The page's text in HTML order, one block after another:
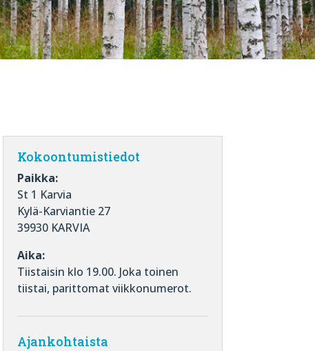
Kokoontumistiedot
Paikka:
St 1 Karvia
Kylä-Karviantie 27
39930 KARVIA
Aika:
Tiistaisin klo 19.00. Joka toinen
tiistai, parittomat viikkonumerot.
Ajankohtaista